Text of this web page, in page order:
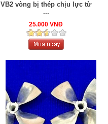
VB2 vòng bị thép chịu lực từ
...
25.000 VNĐ